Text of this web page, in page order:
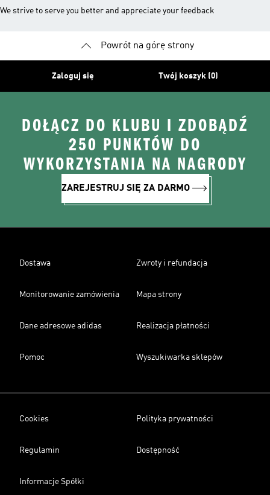
We strive to serve you better and appreciate your feedback
Powrót na górę strony
Zaloguj się Twój koszyk (0)
DOŁĄCZ DO KLUBU I ZDOBĄDŹ
250 PUNKTÓW DO
WYKORZYSTANIA NA NAGRODY
ZAREJESTRUJ SIĘ ZA DARMO
Dostawa Zwroty i refundacja
Monitorowanie zamówienia Mapa strony
Dane adresowe adidas Realizacja płatności
Pomoc Wyszukiwarka sklepów
Cookies Polityka prywatności
Regulamin Dostępność
Informacje Spółki